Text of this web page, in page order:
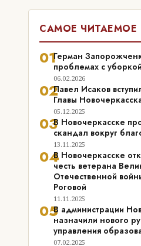
САМОЕ ЧИТАЕМОЕ
01Герман
проблемах с
06.02.2026
02Павел Исаков
Главы
05.12.2025
03В Новочеркасске
скандал вокруг
13.11.2025
04В Новочеркасске
честь ветерана
Отечественной
Роговой
11.11.2025
05В администрации
назначили нового
управления
07.02.2025